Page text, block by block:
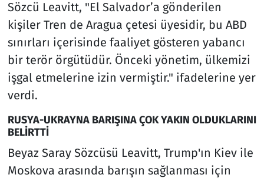
Sözcü Leavitt, "El Salvador’a gönderilen
kişiler Tren de Aragua çetesi üyesidir, bu ABD
sınırları içerisinde faaliyet gösteren yabancı
bir terör örgütüdür. Önceki yönetim, ülkemizi
işgal etmelerine izin vermiştir." ifadelerine yer
verdi.
RUSYA-UKRAYNA BARIŞINA ÇOK YAKIN OLDUKLARINI
BELİRTTİ
Beyaz Saray Sözcüsü Leavitt, Trump'ın Kiev ile
Moskova arasında barışın sağlanması için